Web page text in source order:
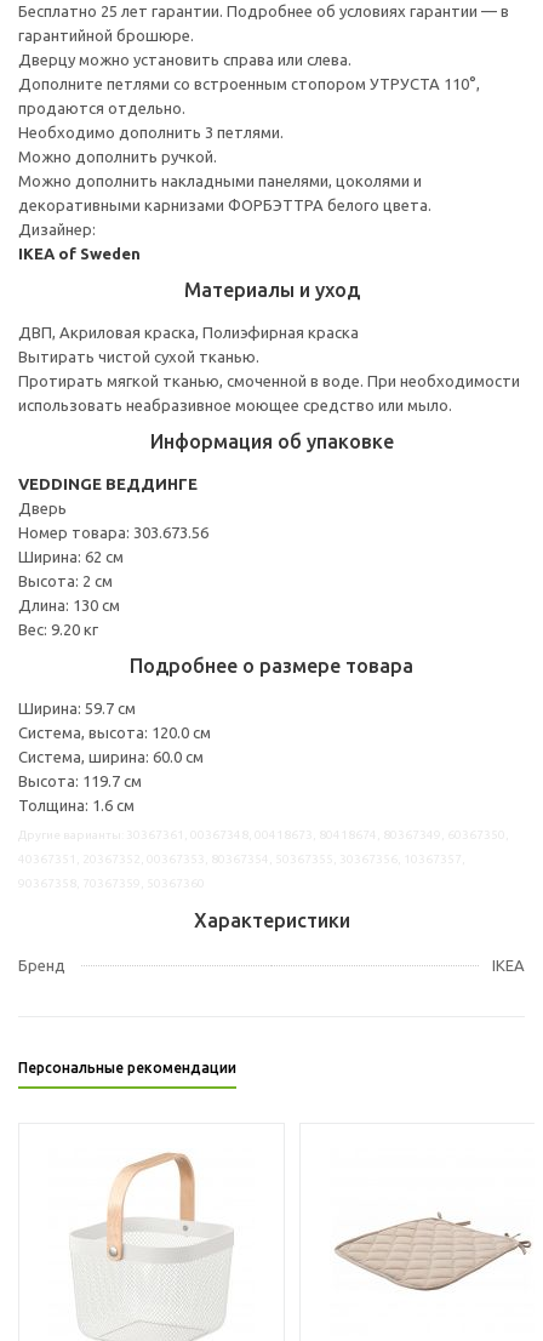
Бесплатно 25 лет гарантии. Подробнее об условиях гарантии — в
гарантийной брошюре.
Дверцу можно установить справа или слева.
Дополните петлями со встроенным стопором УТРУСТА 110°,
продаются отдельно.
Необходимо дополнить 3 петлями.
Можно дополнить ручкой.
Можно дополнить накладными панелями, цоколями и
декоративными карнизами ФОРБЭТТРА белого цвета.
Дизайнер:
IKEA of Sweden
Материалы и уход
ДВП, Акриловая краска, Полиэфирная краска
Вытирать чистой сухой тканью.
Протирать мягкой тканью, смоченной в воде. При необходимости
использовать неабразивное моющее средство или мыло.
Информация об упаковке
VEDDINGE ВЕДДИНГЕ
Дверь
Номер товара: 303.673.56
Ширина: 62 см
Высота: 2 см
Длина: 130 см
Вес: 9.20 кг
Подробнее о размере товара
Ширина: 59.7 см
Система, высота: 120.0 см
Система, ширина: 60.0 см
Высота: 119.7 см
Толщина: 1.6 см
Характеристики
Бренд IKEA
Персональные рекомендации